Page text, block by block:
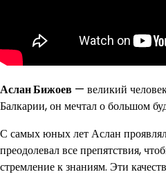
Аслан Бижоев — великий
Балкарии, он мечтал о большом
С самых юных лет Аслан
преодолевал все препятствия,
стремление к знаниям. Эти